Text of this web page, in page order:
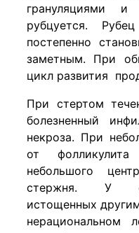
грануляциями
рубцуется.
постепенно
заметным. При
цикл развития
При стертом
болезненный
некроза. При
от фолликулита
небольшого
стержня. У
истощенных
нерациональном